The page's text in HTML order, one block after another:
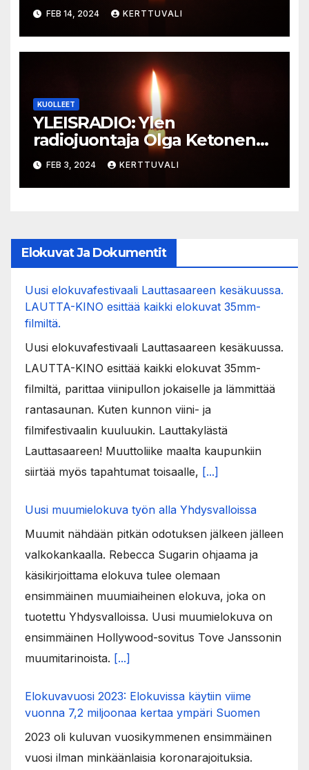
FEB 14, 2024 KERTTUVALI
KUOLLEET
YLEISRADIO: Ylen
radiojuontaja Olga Ketonen
on kuollut
FEB 3, 2024 KERTTUVALI
Elokuvat Ja Dokumentit
Uusi elokuvafestivaali Lauttasaareen kesäkuussa.
LAUTTA-KINO esittää kaikki elokuvat 35mm-
filmiltä.
Uusi elokuvafestivaali Lauttasaareen kesäkuussa.
LAUTTA-KINO esittää kaikki elokuvat 35mm-
filmiltä, parittaa viinipullon jokaiselle ja lämmittää
rantasaunan. Kuten kunnon viini- ja
filmifestivaalin kuuluukin. Lauttakylästä
Lauttasaareen! Muuttoliike maalta kaupunkiin
siirtää myös tapahtumat toisaalle, [...]
Uusi muumielokuva työn alla Yhdysvalloissa
Muumit nähdään pitkän odotuksen jälkeen jälleen
valkokankaalla. Rebecca Sugarin ohjaama ja
käsikirjoittama elokuva tulee olemaan
ensimmäinen muumiaiheinen elokuva, joka on
tuotettu Yhdysvalloissa. Uusi muumielokuva on
ensimmäinen Hollywood-sovitus Tove Janssonin
muumitarinoista. [...]
Elokuvavuosi 2023: Elokuvissa käytiin viime
vuonna 7,2 miljoonaa kertaa ympäri Suomen
2023 oli kuluvan vuosikymmenen ensimmäinen
vuosi ilman minkäänlaisia koronarajoituksia.